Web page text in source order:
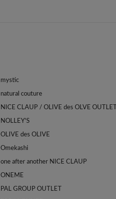
mystic
natural couture
NICE CLAUP / OLIVE des OLVE OUTLET
NOLLEY'S
OLIVE des OLIVE
Omekashi
one after another NICE CLAUP
ONEME
PAL GROUP OUTLET